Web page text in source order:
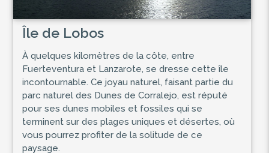
Île de Lobos
À quelques kilomètres de la côte, entre
Fuerteventura et Lanzarote, se dresse cette île
incontournable. Ce joyau naturel, faisant partie du
parc naturel des Dunes de Corralejo, est réputé
pour ses dunes mobiles et fossiles qui se
terminent sur des plages uniques et désertes, où
vous pourrez profiter de la solitude de ce
paysage.